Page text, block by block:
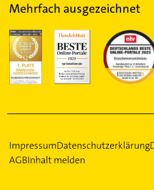
Mehrfach ausgezeichnet
ImpressumDatenschutzerklärung
AGBInhalt melden